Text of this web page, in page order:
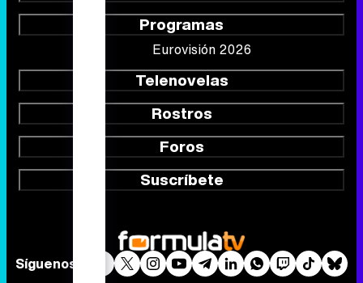
Programas
Eurovisión 2026
Telenovelas
Rostros
Foros
Suscríbete
Síguenos